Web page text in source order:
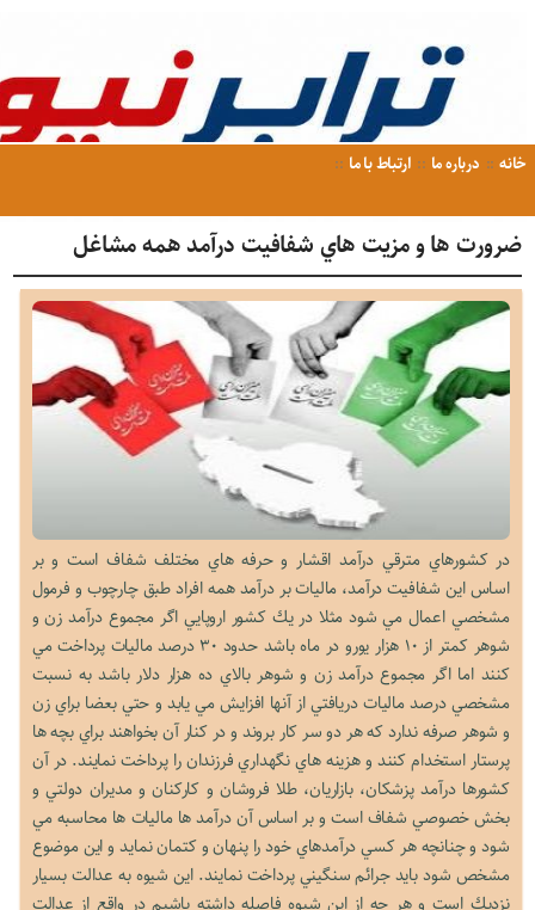
خانه درباره ما ارتباط با ما
ضرورت ها و مزيت هاي شفافيت درآمد همه مشاغل
در كشورهاي مترقي درآمد اقشار و حرفه هاي مختلف شفاف است و بر
اساس اين شفافيت درآمد، ماليات بر درآمد همه افراد طبق چارچوب و فرمول
مشخصي اعمال مي شود مثلا در يك كشور اروپايي اگر مجموع درآمد زن و
شوهر كمتر از ۱۰ هزار يورو در ماه باشد حدود ۳۰ درصد ماليات پرداخت مي
كنند اما اگر مجموع درآمد زن و شوهر بالاي ده هزار دلار باشد به نسبت
مشخصي درصد ماليات دريافتي از آنها افزايش مي يابد و حتي بعضا براي زن
و شوهر صرفه ندارد كه هر دو سر كار بروند و در كنار آن بخواهند براي بچه ها
پرستار استخدام كنند و هزينه هاي نگهداري فرزندان را پرداخت نمايند. در آن
كشورها درآمد پزشكان، بازاريان، طلا فروشان و كاركنان و مديران دولتي و
بخش خصوصي شفاف است و بر اساس آن درآمد ها ماليات ها محاسبه مي
شود و چنانچه هر كسي درآمدهاي خود را پنهان و كتمان نمايد و اين موضوع
مشخص شود بايد جرائم سنگيني پرداخت نمايند. اين شيوه به عدالت بسيار
نزديك است و هر چه از اين شيوه فاصله داشته باشيم در واقع از عدالت